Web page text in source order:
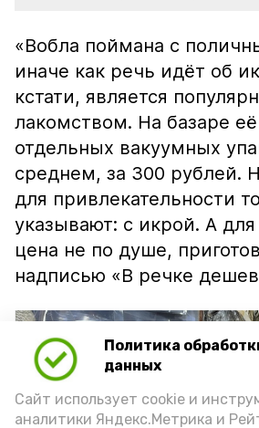
Политика
данных
Сайт использует cookie и
аналитики Яндекс.Метрика и
«Вобла поймана с
иначе как речь идёт об
кстати, является
лакомством. На базаре
отдельных вакуумных
среднем, за 300 рублей.
для привлекательности
указывают: с икрой. А
цена не по душе,
надписью «В речке